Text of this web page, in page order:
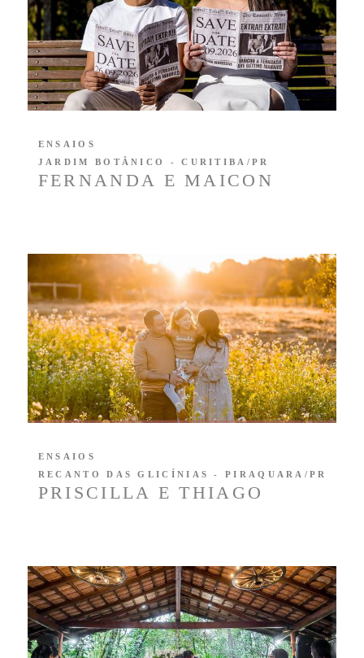
FERNANDA E MAICON
ENSAIOS
JARDIM BOTÂNICO - CURITIBA/PR
PRISCILLA E THIAGO
ENSAIOS
RECANTO DAS GLICÍNIAS - PIRAQUARA/PR